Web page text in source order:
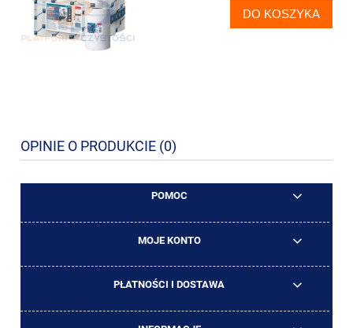
DO KOSZYKA
OPINIE O PRODUKCIE (0)
POMOC
MOJE KONTO
PŁATNOŚCI I DOSTAWA